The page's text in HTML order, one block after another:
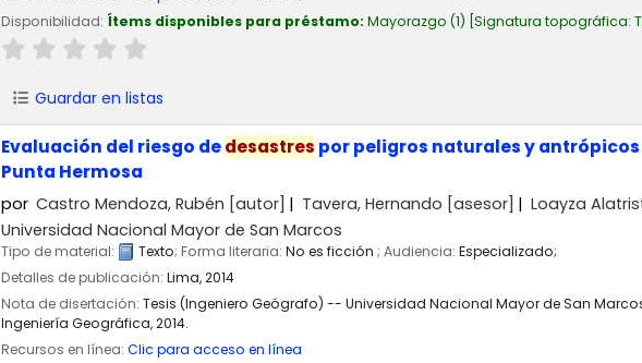
Disponibilidad: Ítems disponibles para préstamo: Mayorazgo (1) Signatura topográfica:
Guardar en listas
Evaluación del riesgo dedesastres por peligros naturales y
Punta Hermosa
por Castro Mendoza, Rubén [autor] Tavera, Hernando [asesor] Loayza
Universidad Nacional Mayor de San Marcos
Tipo de material: Texto; Forma literaria: No es ficción ; Audiencia: Especializado;
Detalles de publicación: Lima,2014
Nota de disertación: Tesis (Ingeniero Geógrafo) -- Universidad Nacional Mayor de San
Ingeniería Geográfica, 2014.
Recursos en línea: Clic para acceso en línea